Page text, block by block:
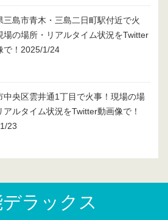
三島市青木・三島二日町駅付近で火
場の場所・リアルタイム状況をTwitter
で！2025/1/24
中央区雲井通1丁目で火事！現場の場
アルタイム状況をTwitter動画像で！
23
ラックス